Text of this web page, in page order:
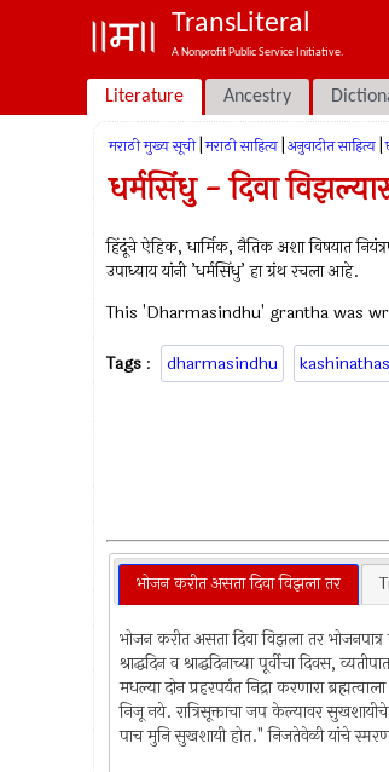
TransLiteral
A Nonprofit Public Service Initiative.
Literature Ancestry
मराठी मुख्य सूची मराठी साहित्य अनुवादीत साहित्य
धर्मसिंधु - दिवा
हिंदूंचे ऐहिक, धार्मिक, नैतिक अशा विषयात
उपाध्याय यांनी ’धर्मसिंधु’ हा ग्रंथ रचला आहे.
This 'Dharmasindhu' grantha was
Tags : dharmasindhu
भोजन करीत असता दिवा विझला तर
भोजन करीत असता दिवा विझला तर
श्राद्धदिन व श्राद्धदिनाच्या पूर्वीचा दिवस,
मधल्या दोन प्रहरपर्यंत निद्रा करणारा
निजू नये. रात्रिसूक्ताचा जप केल्यावर
पाच मुनि सुखशायी होत." निजतेवेळी यांचे